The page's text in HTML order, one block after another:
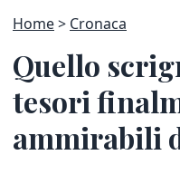
Home Cronaca
Quello
tesori
ammirabili